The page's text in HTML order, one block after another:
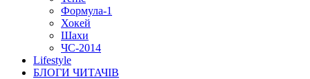
Формула-1
Хокей
Шахи
ЧС-2014
Lifestyle
БЛОГИ ЧИТАЧІВ